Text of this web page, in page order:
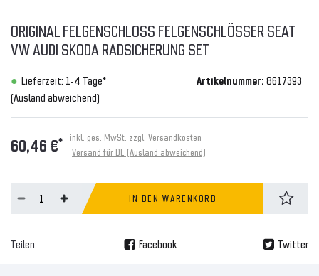
ORIGINAL FELGENSCHLOSS FELGENSCHLÖSSER SEAT
VW AUDI SKODA RADSICHERUNG SET
Lieferzeit: 1-4 Tage*
(Ausland abweichend)
Artikelnummer: 8617393
60,46 €* inkl. ges. MwSt. zzgl. Versandkosten
Versand für DE (Ausland abweichend)
IN DEN WARENKORB
Teilen: Facebook Twitter